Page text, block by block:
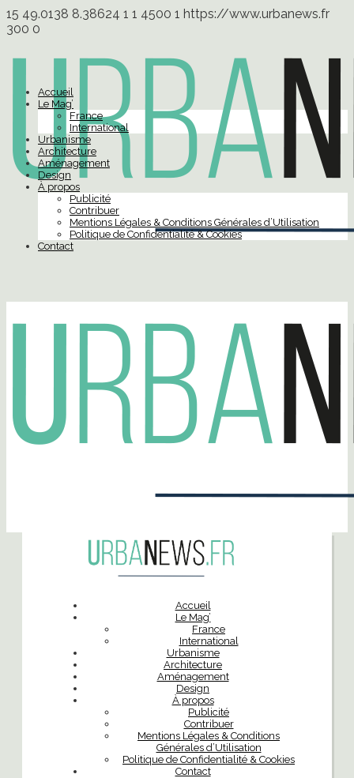
15 49.0138 8.38624 1 1 4500 1 https://www.urbanews.fr
300 0
Accueil
Le Mag’
France
International
Urbanisme
Architecture
Aménagement
Design
À propos
Publicité
Contribuer
Mentions Légales & Conditions Générales d’Utilisation
Politique de Confidentialité & Cookies
Contact
Accueil
Le Mag’
France
International
Urbanisme
Architecture
Aménagement
Design
À propos
Publicité
Contribuer
Mentions Légales & Conditions
Générales d’Utilisation
Politique de Confidentialité & Cookies
Contact